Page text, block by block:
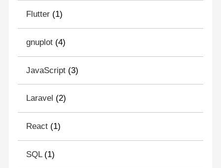
Flutter(1)
gnuplot(4)
JavaScript(3)
Laravel (2)
React(1)
SQL(1)